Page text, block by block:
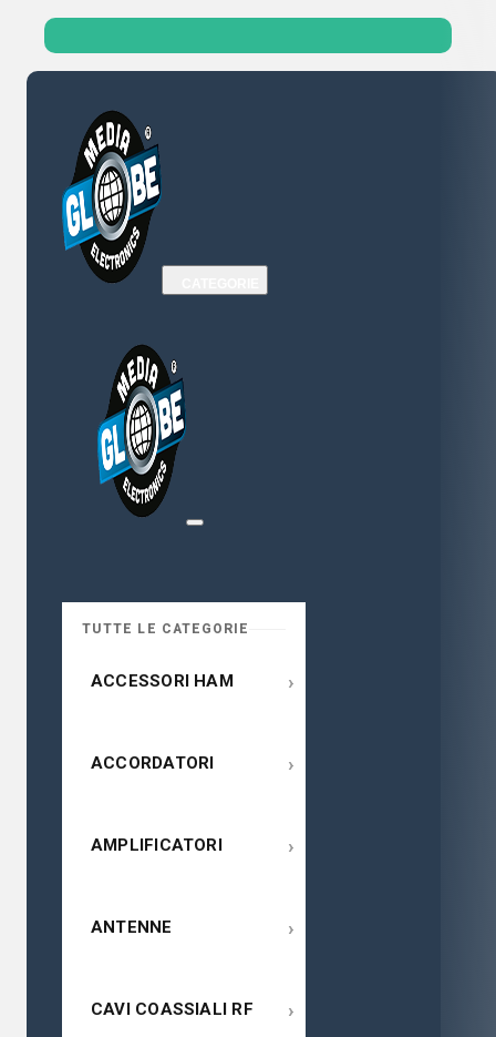
TUTTE LE CATEGORIE
ACCESSORI HAM ›
ACCORDATORI ›
AMPLIFICATORI ›
ANTENNE ›
CAVI COASSIALI RF ›